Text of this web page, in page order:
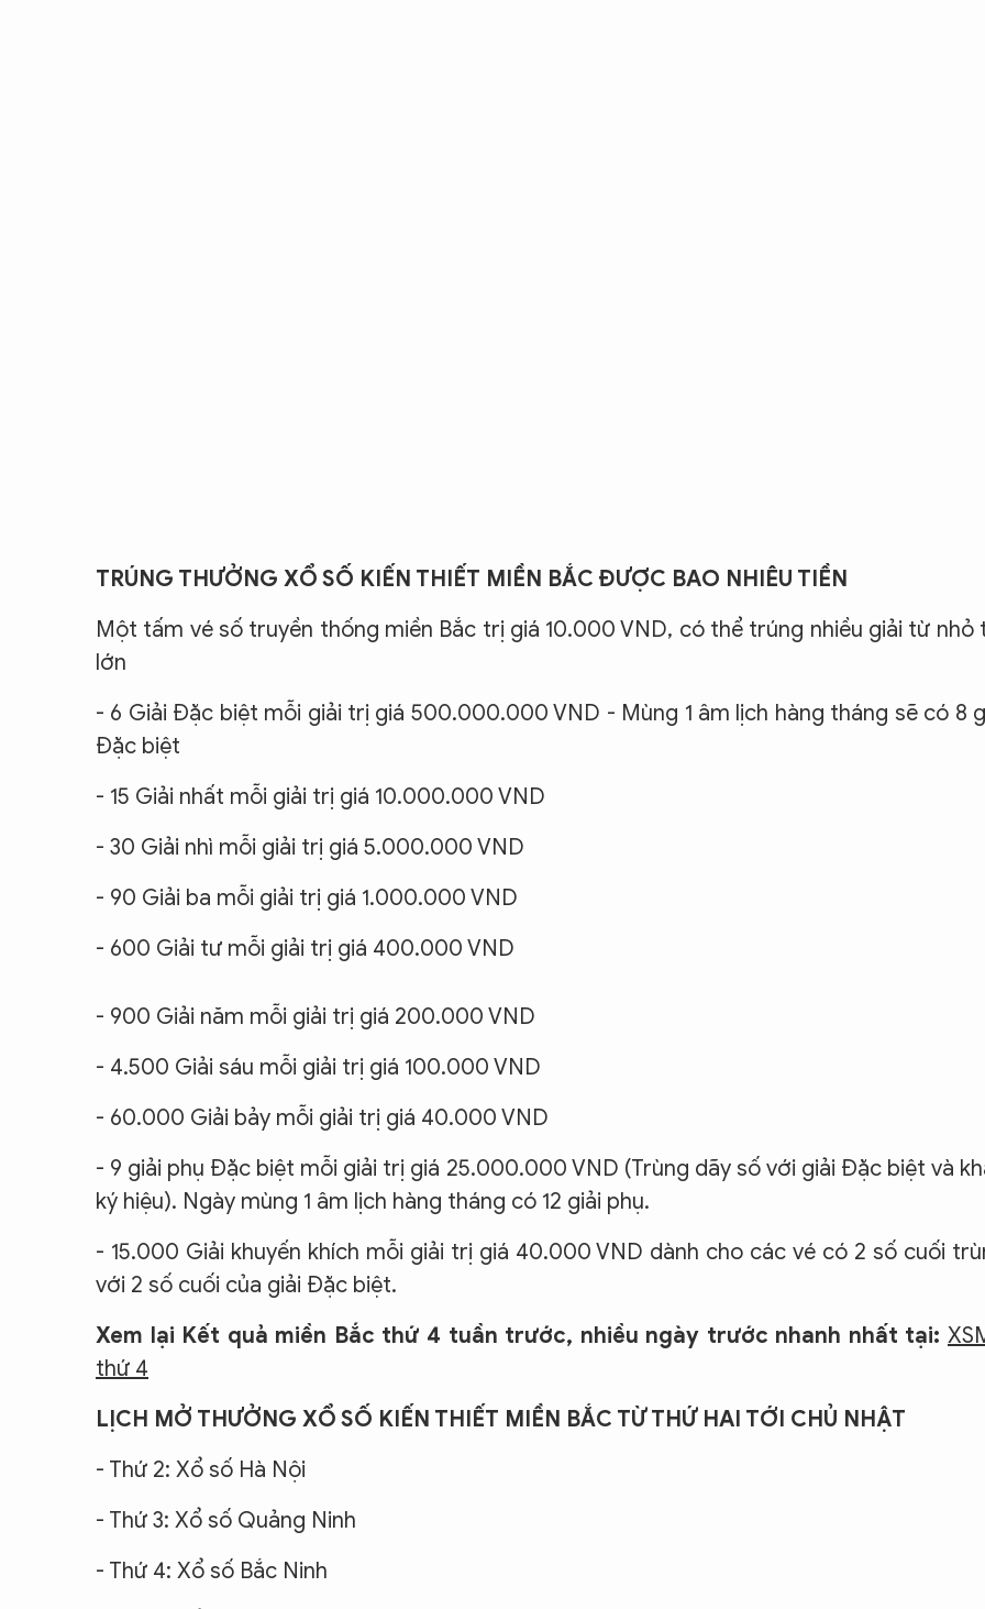
TRÚNG THƯỞNG XỔ SỐ KIẾN THIẾT MIỀN BẮC ĐƯỢC BAO NHIÊU TIỀN
Một tấm vé số truyền thống miền Bắc trị giá 10.000 VND, có thể trúng nhiều giải từ nhỏ
lớn
- 6 Giải Đặc biệt mỗi giải trị giá 500.000.000 VND - Mùng 1 âm lịch hàng tháng sẽ có 8
Đặc biệt
- 15 Giải nhất mỗi giải trị giá 10.000.000 VND
- 30 Giải nhì mỗi giải trị giá 5.000.000 VND
- 90 Giải ba mỗi giải trị giá 1.000.000 VND
- 600 Giải tư mỗi giải trị giá 400.000 VND
- 900 Giải năm mỗi giải trị giá 200.000 VND
- 4.500 Giải sáu mỗi giải trị giá 100.000 VND
- 60.000 Giải bảy mỗi giải trị giá 40.000 VND
- 9 giải phụ Đặc biệt mỗi giải trị giá 25.000.000 VND (Trùng dãy số với giải Đặc biệt và
ký hiệu). Ngày mùng 1 âm lịch hàng tháng có 12 giải phụ.
- 15.000 Giải khuyến khích mỗi giải trị giá 40.000 VND dành cho các vé có 2 số cuối
với 2 số cuối của giải Đặc biệt.
Xem lại Kết quả miền Bắc thứ 4 tuần trước, nhiều ngày trước nhanh nhất tại:
thứ 4
LỊCH MỞ THƯỞNG XỔ SỐ KIẾN THIẾT MIỀN BẮC TỪ THỨ HAI TỚI CHỦ NHẬT
- Thứ 2: Xổ số Hà Nội
- Thứ 3: Xổ số Quảng Ninh
- Thứ 4: Xổ số Bắc Ninh